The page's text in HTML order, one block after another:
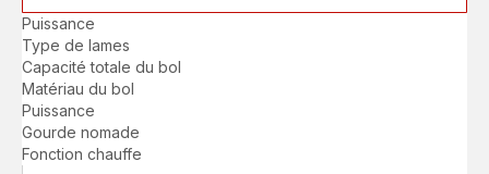
LM835D10
Blender
chauffant
haute
vitesse
-
1.400W
-
Blender
Puissance
Type de lames
Capacité totale du bol
Matériau du bol
Puissance
Gourde nomade
Fonction chauffe